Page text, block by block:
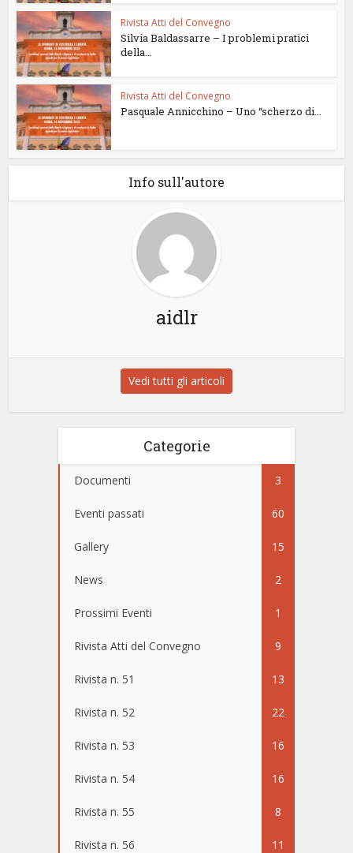
Rivista Atti del Convegno
Silvia Baldassarre – I problemi pratici
della...
Rivista Atti del Convegno
Pasquale Annicchino – Uno “scherzo di...
Info sull'autore
aidlr
Vedi tutti gli articoli
Categorie
Documenti 3
Eventi passati 60
Gallery 15
News 2
Prossimi Eventi 1
Rivista Atti del Convegno 9
Rivista n. 51 13
Rivista n. 52 22
Rivista n. 53 16
Rivista n. 54 16
Rivista n. 55 8
Rivista n. 56 11